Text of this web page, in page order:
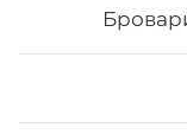
більше
Вага: 350 г